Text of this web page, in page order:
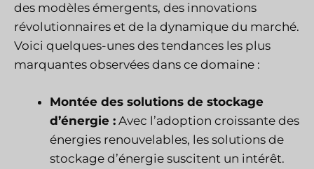
des modèles émergents, des innovations
révolutionnaires et de la dynamique du marché.
Voici quelques-unes des tendances les plus
marquantes observées dans ce domaine :
Montée des solutions de stockage
d’énergie : Avec l’adoption croissante des
énergies renouvelables, les solutions de
stockage d’énergie suscitent un intérêt.